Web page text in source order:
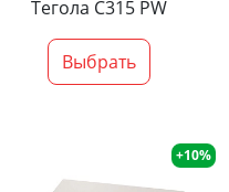
Тегола С315 PW
Выбрать
+10%